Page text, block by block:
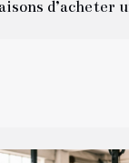
d’acheter